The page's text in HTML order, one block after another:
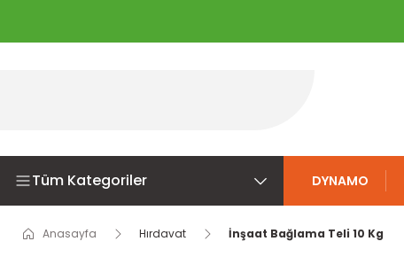
Tüm Kategoriler DYNAMO
Anasayfa Hırdavat İnşaat Bağlama Teli 10 Kg